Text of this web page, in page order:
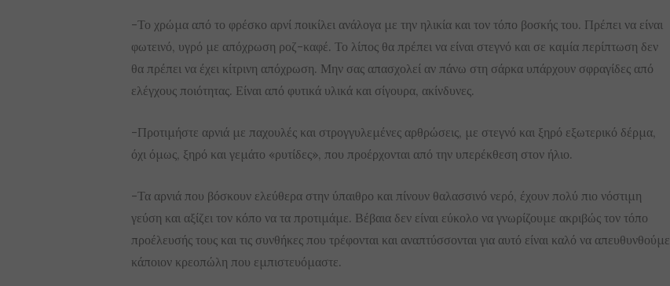
-Το χρώμα από το φρέσκο αρνί ποικίλει ανάλογα με την ηλικία και τον τόπο βοσκής του. Πρέπει να είναι
φωτεινό, υγρό με απόχρωση ροζ-καφέ. Το λίπος θα πρέπει να είναι στεγνό και σε καμία περίπτωση δεν
θα πρέπει να έχει κίτρινη απόχρωση. Μην σας απασχολεί αν πάνω στη σάρκα υπάρχουν σφραγίδες από
ελέγχους ποιότητας. Είναι από φυτικά υλικά και σίγουρα, ακίνδυνες.
-Προτιμήστε αρνιά με παχουλές και στρογγυλεμένες αρθρώσεις, με στεγνό και ξηρό εξωτερικό δέρμα,
όχι όμως, ξηρό και γεμάτο «ρυτίδες», που προέρχονται από την υπερέκθεση στον ήλιο.
-Τα αρνιά που βόσκουν ελεύθερα στην ύπαιθρο και πίνουν θαλασσινό νερό, έχουν πολύ πιο νόστιμη
γεύση και αξίζει τον κόπο να τα προτιμάμε. Βέβαια δεν είναι εύκολο να γνωρίζουμε ακριβώς τον τόπο
προέλευσής τους και τις συνθήκες που τρέφονται και αναπτύσσονται για αυτό είναι καλό να απευθυνθούμε
κάποιον κρεοπώλη που εμπιστευόμαστε.